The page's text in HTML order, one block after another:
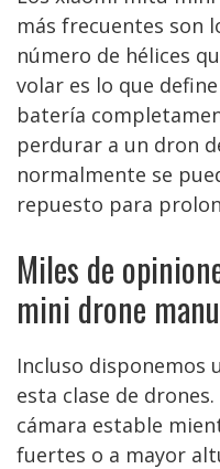
más frecuentes son
número de hélices
volar es lo que
batería
perdurar a un dron
normalmente se
repuesto para
Miles de
mini drone
Incluso disponemos
esta clase de
cámara estable
fuertes o a mayor